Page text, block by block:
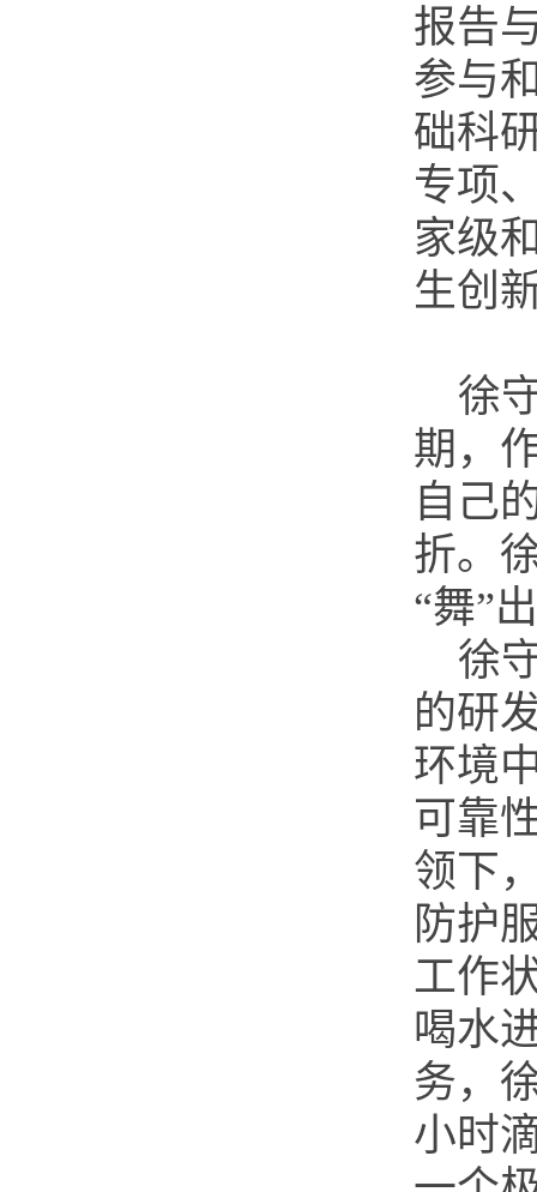
报告
参与
础科
专项
家级
生创
徐
期，
自己
折。
“舞”
徐
的研
环境
可靠
领下
防护
工作
喝水
务，
小时